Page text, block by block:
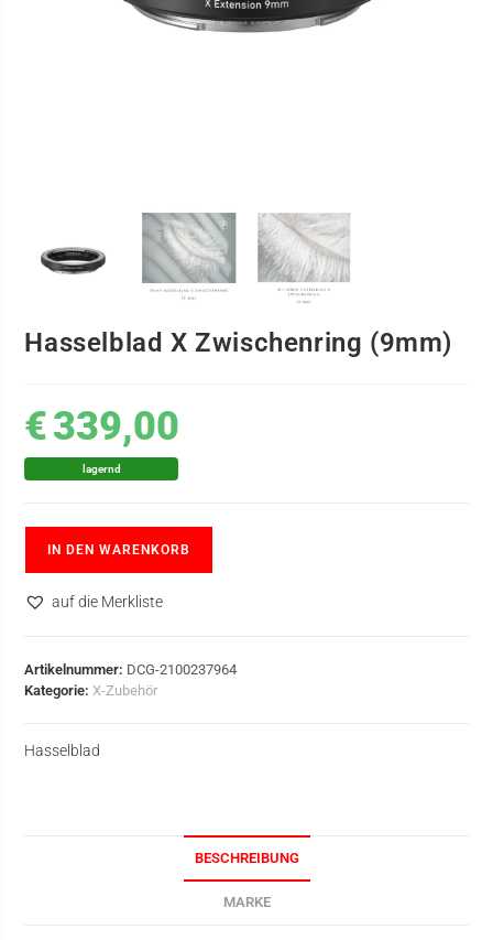
Hasselblad X Zwischenring (9mm)
€339,00
lagernd
IN DEN WARENKORB
auf die Merkliste
Artikelnummer: DCG-2100237964
Kategorie: X-Zubehör
Hasselblad
BESCHREIBUNG
MARKE